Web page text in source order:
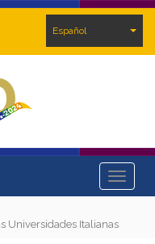
Español
Toggle
Universidades Italianas